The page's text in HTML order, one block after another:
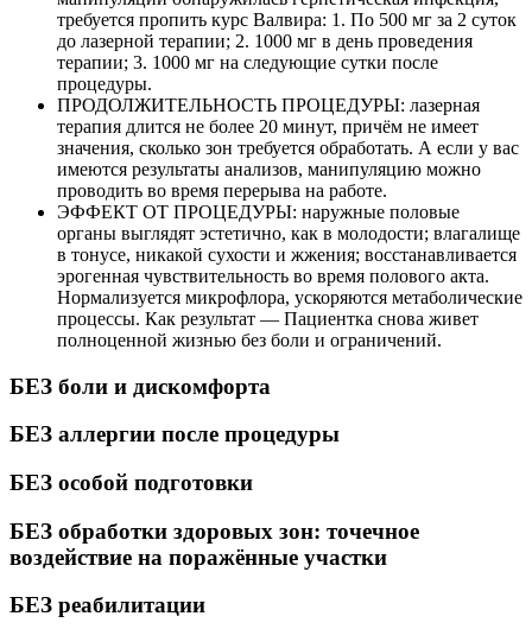
требуется пропить курс Валвира: 1. По 500 мг за 2 суток
до лазерной терапии; 2. 1000 мг в день проведения
терапии; 3. 1000 мг на следующие сутки после
процедуры.
ПРОДОЛЖИТЕЛЬНОСТЬ ПРОЦЕДУРЫ: лазерная
терапия длится не более 20 минут, причём не имеет
значения, сколько зон требуется обработать. А если у вас
имеются результаты анализов, манипуляцию можно
проводить во время перерыва на работе.
ЭФФЕКТ ОТ ПРОЦЕДУРЫ: наружные половые
органы выглядят эстетично, как в молодости; влагалище
в тонусе, никакой сухости и жжения; восстанавливается
эрогенная чувствительность во время полового акта.
Нормализуется микрофлора, ускоряются метаболические
процессы. Как результат — Пациентка снова живет
полноценной жизнью без боли и ограничений.
БЕЗ боли и дискомфорта
БЕЗ аллергии после процедуры
БЕЗ особой подготовки
БЕЗ обработки здоровых зон: точечное
воздействие на поражённые участки
БЕЗ реабилитации